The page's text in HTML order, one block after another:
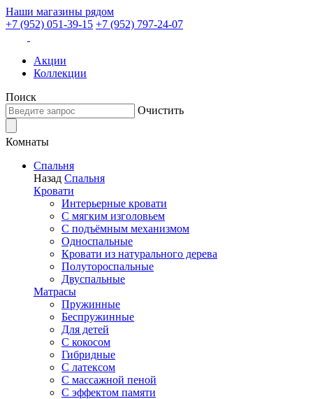
Наши магазины рядом
+7 (952) 051-39-15 +7 (952) 797-24-07
Акции
Коллекции
Поиск
Очистить
Комнаты
Спальня
Назад Спальня
Кровати
Интерьерные кровати
С мягким изголовьем
С подъёмным механизмом
Односпальные
Кровати из натурального дерева
Полутороспальные
Двуспальные
Матрасы
Пружинные
Беспружинные
Для детей
C кокосом
Гибридные
С латексом
С массажной пеной
С эффектом памяти